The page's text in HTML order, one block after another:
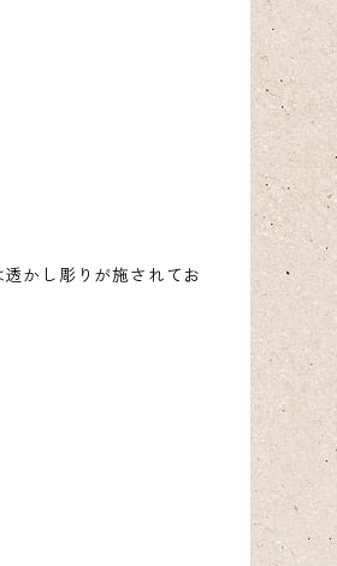
かし彫りが施されてお